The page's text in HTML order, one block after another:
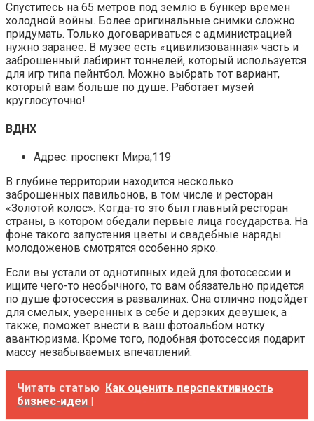
Спуститесь на 65 метров под землю в бункер времен
холодной войны. Более оригинальные снимки сложно
придумать. Только договариваться с администрацией
нужно заранее. В музее есть «цивилизованная» часть и
заброшенный лабиринт тоннелей, который используется
для игр типа пейнтбол. Можно выбрать тот вариант,
который вам больше по душе. Работает музей
круглосуточно!
ВДНХ
Адрес: проспект Мира,119
В глубине территории находится несколько
заброшенных павильонов, в том числе и ресторан
«Золотой колос». Когда-то это был главный ресторан
страны, в котором обедали первые лица государства. На
фоне такого запустения цветы и свадебные наряды
молодоженов смотрятся особенно ярко.
Если вы устали от однотипных идей для фотосессии и
ищите чего-то необычного, то вам обязательно придется
по душе фотосессия в развалинах. Она отлично подойдет
для смелых, уверенных в себе и дерзких девушек, а
также, поможет внести в ваш фотоальбом нотку
авантюризма. Кроме того, подобная фотосессия подарит
массу незабываемых впечатлений.
Читать статью Как оценить перспективность
бизнес-идеи |